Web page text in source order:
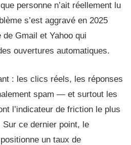
personne n’ait réellement lu
s’est aggravé en 2025
Gmail et Yahoo qui
ouvertures automatiques.
: les clics réels, les réponses
spam — et surtout les
l’indicateur de friction le plus
ce dernier point, le
un taux de